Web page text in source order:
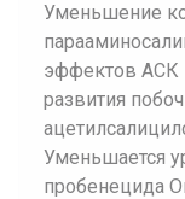
Уменьшение
эффектов АСК
развития
Уменьшается
пробенецида